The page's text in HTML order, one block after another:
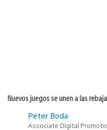
Nuevos juegos se unen a las
Peter Boda
Associate Digital